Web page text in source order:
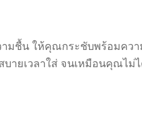
ามชื้น ให้คุณกระชับพร้อมคว
ายเวลาใส่ จนเหมือนคุณไม่